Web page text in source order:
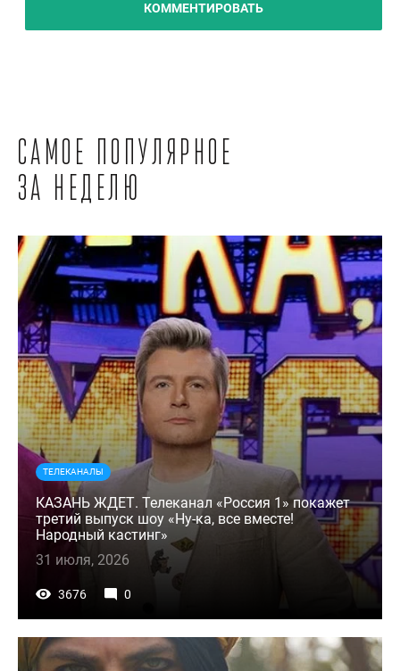
КОММЕНТИРОВАТЬ
Самое популярное
за неделю
ТЕЛЕКАНАЛЫ
КАЗАНЬ ЖДЕТ. Телеканал «Россия 1» покажет
третий выпуск шоу «Ну-ка, все вместе!
Народный кастинг»
31 июля, 2026
3676 0